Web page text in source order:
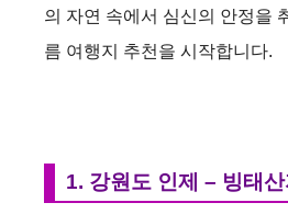
의 자연 속에서 심신의 안정을
름 여행지 추천을 시작합니다.
1. 강원도 인제 – 빙태